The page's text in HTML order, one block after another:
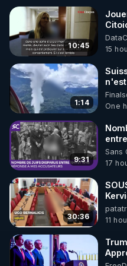
🌱 INSTAGRAM
https://
http://rgnr.li/instagram
🌱 LA NEWSLETTER
Pour ne pas rater
http://rgnr.li/news
🌱 VIDÉOS NON
Toutes les vidéos
http://rgnr.li/odysee
🌱 LES STAGES EN
10:45
15
1:14
One
9:31
à
Sans
17
30:36
11